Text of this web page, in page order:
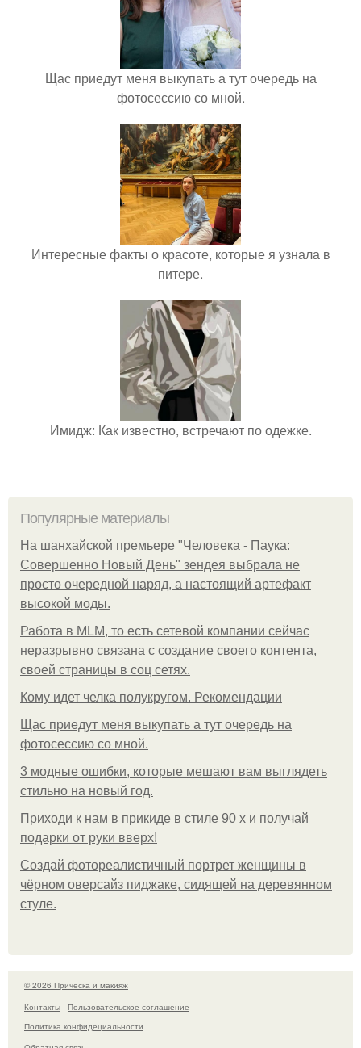
Щас приедут меня выкупать а тут очередь на
фотосессию со мной.
Интересные факты о красоте, которые я узнала в
питере.
Имидж: Как известно, встречают по одежке.
Популярные материалы
На шанхайской премьере "Человека - Паука:
Совершенно Новый День" зендея выбрала не
просто очередной наряд, а настоящий артефакт
высокой моды.
Работа в MLM, то есть сетевой компании сейчас
неразрывно связана с создание своего контента,
своей страницы в соц сетях.
Кому идет челка полукругом. Рекомендации
Щас приедут меня выкупать а тут очередь на
фотосессию со мной.
3 модные ошибки, которые мешают вам выглядеть
стильно на новый год.
Приходи к нам в прикиде в стиле 90 х и получай
подарки от руки вверх!
Создай фотореалистичный портрет женщины в
чёрном оверсайз пиджаке, сидящей на деревянном
стуле.
© 2026 Прическа и макияж
Контакты
Пользовательское соглашение
Политика конфидециальности